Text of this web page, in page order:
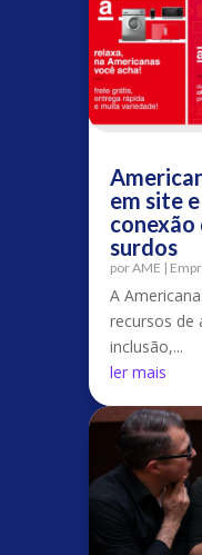
em site
surdos
porAME |
A
recursos de
inclusão,...
ler mais